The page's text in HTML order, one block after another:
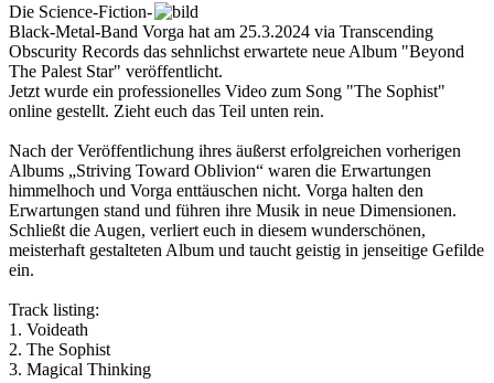
Die Science-Fiction-
Black-Metal-Band Vorga hat am 25.3.2024 via Transcending
Obscurity Records das sehnlichst erwartete neue Album "Beyond
The Palest Star" veröffentlicht.
Jetzt wurde ein professionelles Video zum Song "The Sophist"
online gestellt. Zieht euch das Teil unten rein.
Nach der Veröffentlichung ihres äußerst erfolgreichen vorherigen
Albums „Striving Toward Oblivion“ waren die Erwartungen
himmelhoch und Vorga enttäuschen nicht. Vorga halten den
Erwartungen stand und führen ihre Musik in neue Dimensionen.
Schließt die Augen, verliert euch in diesem wunderschönen,
meisterhaft gestalteten Album und taucht geistig in jenseitige Gefilde
ein.
Track listing:
1. Voideath
2. The Sophist
3. Magical Thinking